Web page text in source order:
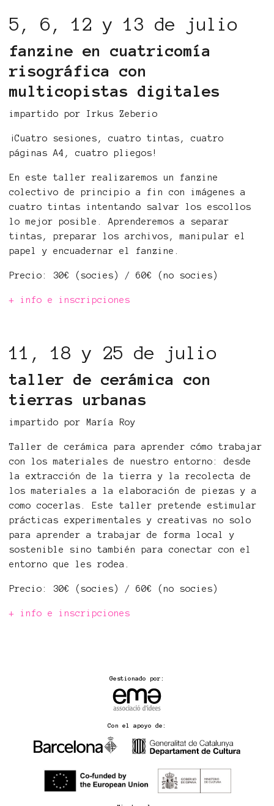
5, 6, 12 y 13 de julio
fanzine en cuatricomía
risográfica con
multicopistas digitales
impartido por Irkus Zeberio
¡Cuatro sesiones, cuatro tintas, cuatro
páginas A4, cuatro pliegos!
En este taller realizaremos un fanzine
colectivo de principio a fin con imágenes a
cuatro tintas intentando salvar los escollos
lo mejor posible. Aprenderemos a separar
tintas, preparar los archivos, manipular el
papel y encuadernar el fanzine.
Precio: 30€ (socies) / 60€ (no socies)
+ info e inscripciones
11, 18 y 25 de julio
taller de cerámica con
tierras urbanas
impartido por María Roy
Taller de cerámica para aprender cómo trabajar
con los materiales de nuestro entorno: desde
la extracción de la tierra y la recolecta de
los materiales a la elaboración de piezas y a
como cocerlas. Este taller pretende estimular
prácticas experimentales y creativas no solo
para aprender a trabajar de forma local y
sostenible sino también para conectar con el
entorno que les rodea.
Precio: 30€ (socies) / 60€ (no socies)
+ info e inscripciones
Gestionado por:
Con el apoyo de: